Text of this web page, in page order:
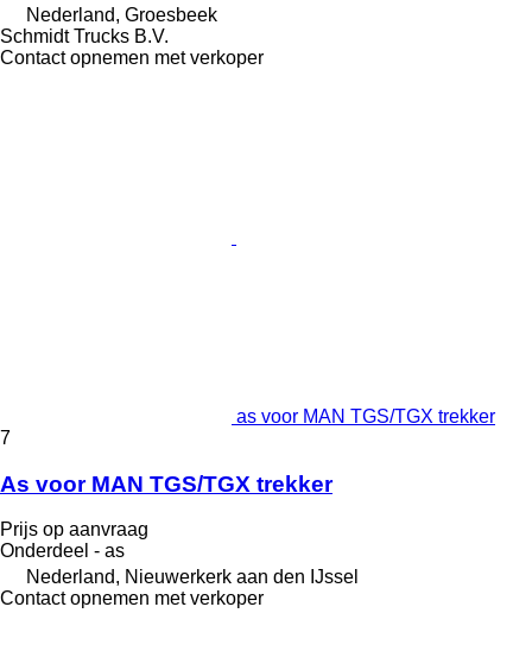
Nederland, Groesbeek
Schmidt Trucks B.V.
Contact opnemen met verkoper
as voor MAN TGS/TGX trekker
7
As voor MAN TGS/TGX trekker
Prijs op aanvraag
Onderdeel - as
Nederland, Nieuwerkerk aan den IJssel
Contact opnemen met verkoper